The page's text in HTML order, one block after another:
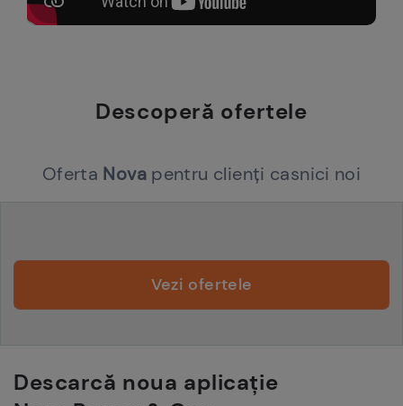
Descoperă ofertele
Oferta Novapentru clienți casnici noi
Vezi ofertele
Descarcă noua aplicație